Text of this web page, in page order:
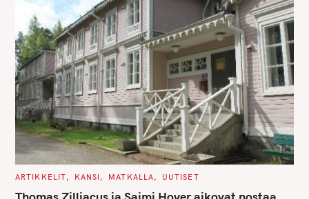
C
T
ARTIKKELIT KANSI MATKALLA UUTISET